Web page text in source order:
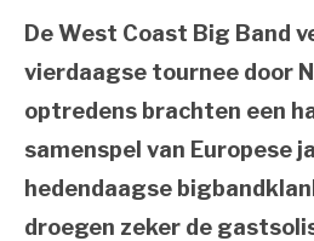
De West Coast Big Band
vierdaagse tournee door
optredens brachten een
samenspel van Europese
hedendaagse
droegen zeker de